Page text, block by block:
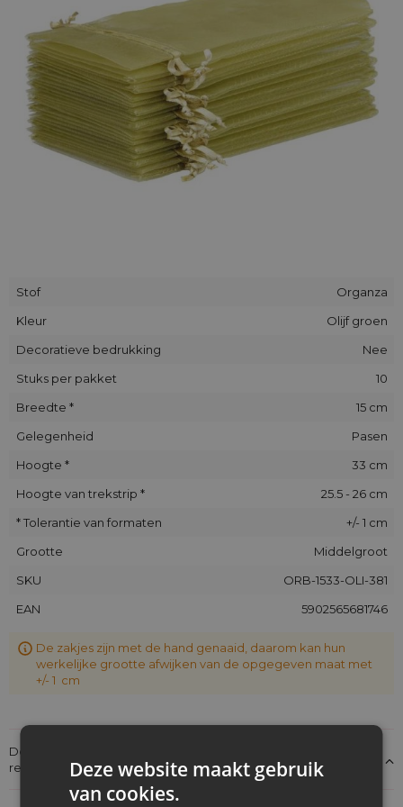
bovendien wordt nog vóór het openen ervan de tip van de
sluier opgelicht omdat de stof licht doorzichtig is.
Stof
Organza
Kleur
Olijf groen
Decoratieve bedrukking
Nee
Stuks per pakket
10
Breedte *
15 cm
Gelegenheid
Pasen
Hoogte *
33 cm
Hoogte van trekstrip *
25.5 - 26 cm
* Tolerantie van formaten
+/- 1 cm
Grootte
Middelgroot
SKU
ORB-1533-OLI-381
EAN
5902565681746
De zakjes zijn met de hand genaaid, daarom kan hun
werkelijke grootte afwijken van de opgegeven maat met
+/- 1 cm
Details over de conformiteit van het product met de
regelgeving: Productverantwoordelijkheid
Deze website maakt gebruik
van cookies.